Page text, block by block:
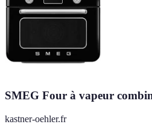
SMEG Four à vapeur
kastner-oehler.fr